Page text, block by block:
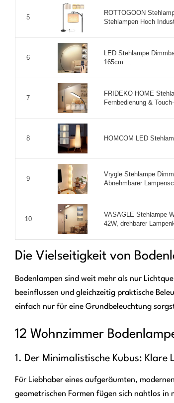
5
ROTTOGOON
Stehlampen Hoch
6
LED Stehlampe
165cm ...
7
FRIDEKO HOME
Fernbedienung &
8 HOMCOM LED
9
Vrygle Stehlampe
Abnehmbarer
10
VASAGLE Stehlampe
42W, drehbarer
Die Vielseitigkeit von
Bodenlampen sind weit mehr als nur
beeinflussen und gleichzeitig praktische
einfach nur für eine Grundbeleuchtung
12 Wohnzimmer
1. Der Minimalistische Kubus: Klare
Für Liebhaber eines aufgeräumten,
geometrischen Formen fügen sich nahtlos